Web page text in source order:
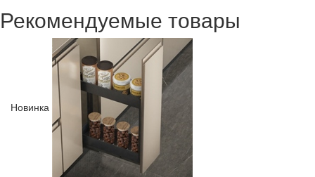
Рекомендуемые товары
Новинка